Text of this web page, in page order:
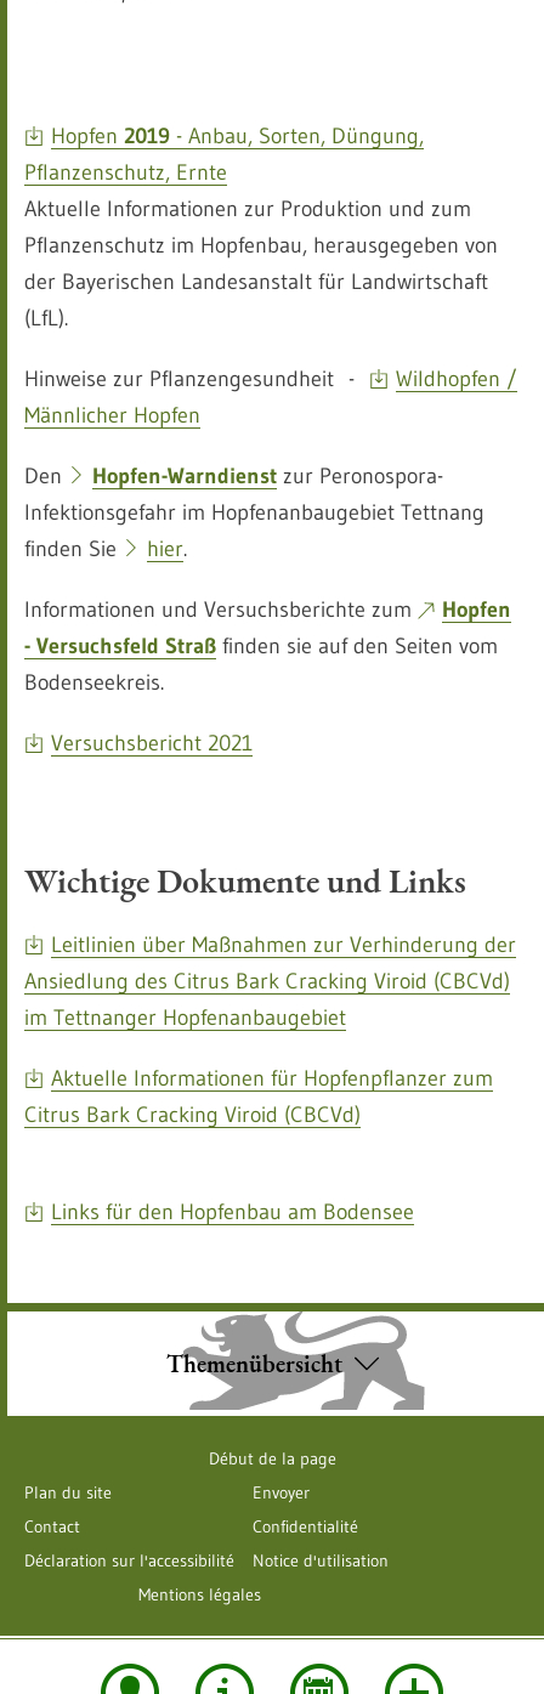
Hopfen 2019 - Anbau, Sorten, Düngung,
Pflanzenschutz, Ernte
Aktuelle Informationen zur Produktion und zum
Pflanzenschutz im Hopfenbau, herausgegeben von
der Bayerischen Landesanstalt für Landwirtschaft
(LfL).
Hinweise zur Pflanzengesundheit -
Wildhopfen /
Männlicher Hopfen
Den Hopfen-Warndienst zur Peronospora-
Infektionsgefahr im Hopfenanbaugebiet Tettnang
finden Sie
hier.
Informationen und Versuchsberichte zum
Hopfen
- Versuchsfeld Straß finden sie auf den Seiten vom
Bodenseekreis.
Versuchsbericht 2021
Wichtige Dokumente und Links
Leitlinien über Maßnahmen zur Verhinderung der
Ansiedlung des Citrus Bark Cracking Viroid (CBCVd)
im Tettnanger Hopfenanbaugebiet
Aktuelle Informationen für Hopfenpflanzer zum
Citrus Bark Cracking Viroid (CBCVd)
Links für den Hopfenbau am Bodensee
Themenübersicht
Début de la page
Plan du site
Envoyer
Contact
Confidentialité
Déclaration sur l'accessibilité
Notice d'utilisation
Mentions légales